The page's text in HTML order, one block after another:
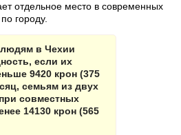
отдельное место в современных
городу.
в Чехии
если их
9420 крон (375
семьям из двух
совместных
14130 крон (565